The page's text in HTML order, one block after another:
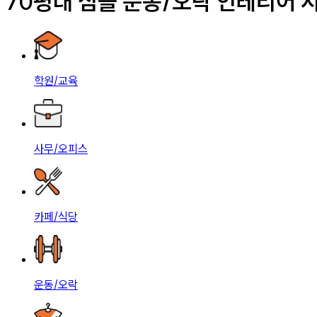
학원/교육
사무/오피스
카페/식당
운동/오락